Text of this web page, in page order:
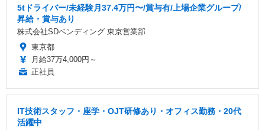
5tドライバー/未経験月37.4万円〜/賞与有/上場企業グループ/
昇給・賞与あり
株式会社SDベンディング 東京営業部
東京都
月給37万4,000円～
正社員
IT技術スタッフ・座学・OJT研修あり・オフィス勤務・20代
活躍中